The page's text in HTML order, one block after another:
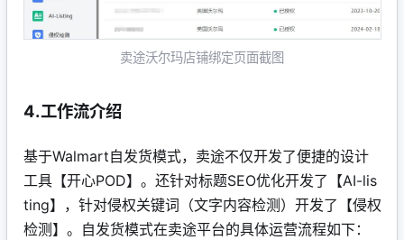
卖途沃尔玛店铺绑定页面截图
4.工作流介绍
基于Walmart自发货模式，卖途不仅开发了便捷的设计
工具【开心POD】。还针对标题SEO优化开发了【AI-lis
ting】，针对侵权关键词（文字内容检测）开发了【侵权
检测】。自发货模式在卖途平台的具体运营流程如下：